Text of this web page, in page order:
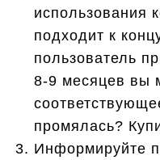
использования
подходит к
пользователь
8-9 месяцев вы
промялась?
Информируйте